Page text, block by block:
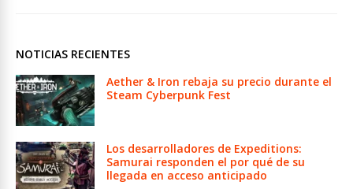
NOTICIAS RECIENTES
Aether & Iron rebaja su precio durante el
Steam Cyberpunk Fest
Los desarrolladores de Expeditions:
Samurai responden el por qué de su
llegada en acceso anticipado